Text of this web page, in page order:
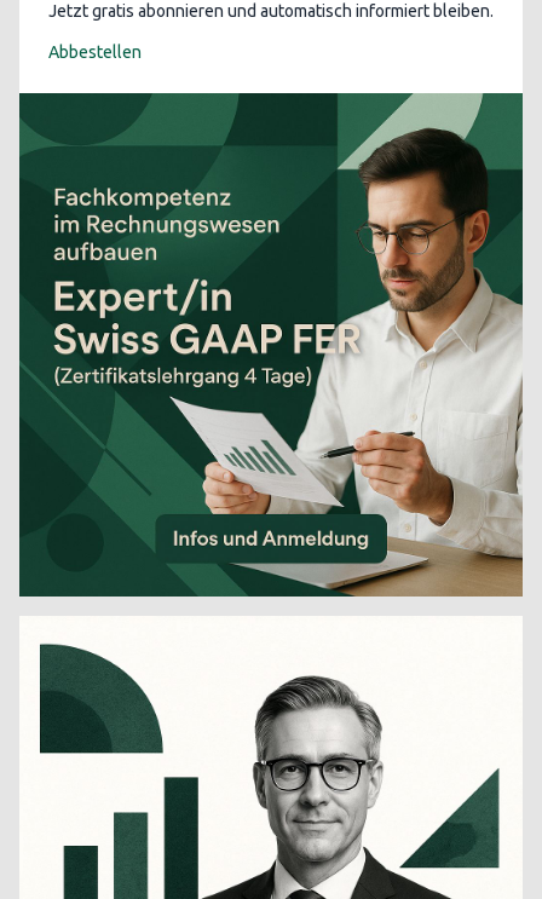
Jetzt gratis abonnieren und automatisch informiert bleiben.
Abbestellen